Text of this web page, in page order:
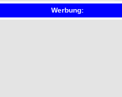
Werbung: